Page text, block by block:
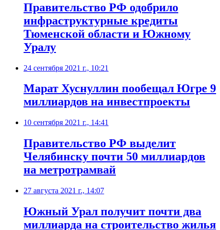
Правительство РФ одобрило
инфраструктурные кредиты
Тюменской области и Южному
Уралу
24 сентября 2021 г., 10:21
Марат Хуснуллин пообещал Югре 9
миллиардов на инвестпроекты
10 сентября 2021 г., 14:41
​Правительство РФ выделит
Челябинску почти 50 миллиардов
на метротрамвай
27 августа 2021 г., 14:07
​Южный Урал получит почти два
миллиарда на строительство жилья